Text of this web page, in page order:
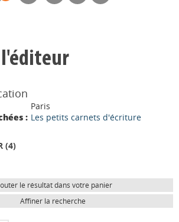
Paris
: Les petits carnets d'écriture
(4)
le résultat dans votre panier
Affiner la recherche